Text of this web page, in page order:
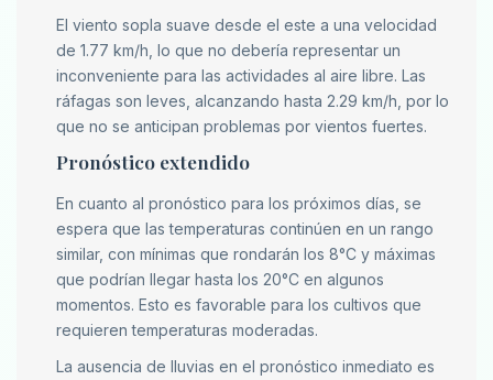
El viento sopla suave desde el este a una velocidad
de 1.77 km/h, lo que no debería representar un
inconveniente para las actividades al aire libre. Las
ráfagas son leves, alcanzando hasta 2.29 km/h, por lo
que no se anticipan problemas por vientos fuertes.
Pronóstico extendido
En cuanto al pronóstico para los próximos días, se
espera que las temperaturas continúen en un rango
similar, con mínimas que rondarán los 8°C y máximas
que podrían llegar hasta los 20°C en algunos
momentos. Esto es favorable para los cultivos que
requieren temperaturas moderadas.
La ausencia de lluvias en el pronóstico inmediato es